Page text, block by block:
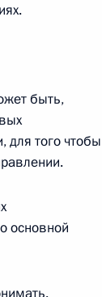
быть,
того чтобы
основной